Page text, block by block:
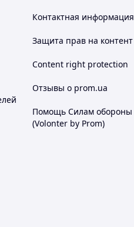
Контактная информация
Защита прав на контент
Content right protection
Отзывы о prom.ua
Помощь Силам обороны
(Volonter by Prom)